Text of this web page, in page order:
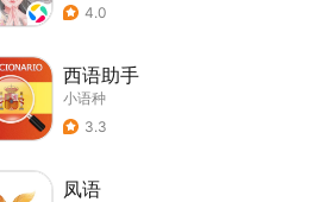
4.0
西语助手
小语种
3.3
凤语